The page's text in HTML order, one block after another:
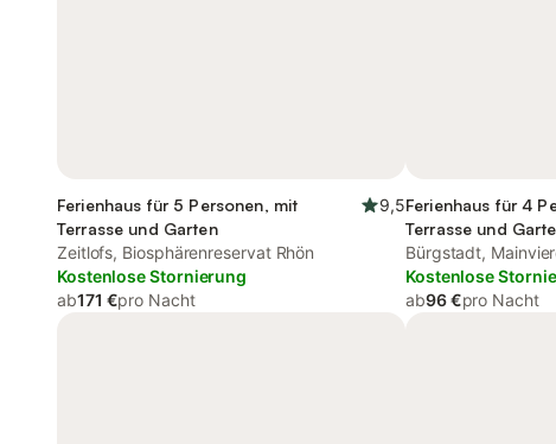
Ferienhaus für 5 Personen, mit
Terrasse und Garten
9,5
Zeitlofs, Biosphärenreservat Rhön
Kostenlose Stornierung
ab171 €pro Nacht
Ferienhaus für 4
Terrasse und
Bürgstadt,
Kostenlose
ab96 €pro Nacht